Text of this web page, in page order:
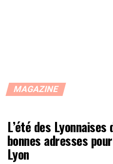
MAGAZINE
L’été des
bonnes adresses
Lyon